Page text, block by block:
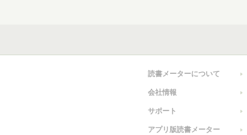
読書メーターについて
会社情報
サポート
アプリ版読書メーター